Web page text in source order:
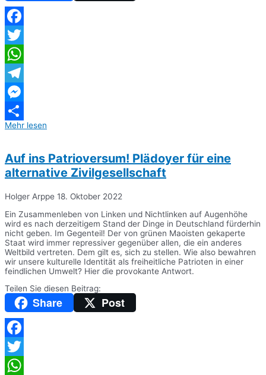
Facebook
Twitter
WhatsApp
Telegram
Messenger
Teilen
Mehr lesen
Auf ins Patrioversum! Plädoyer für eine
alternative Zivilgesellschaft
Holger Arppe 18. Oktober 2022
Ein Zusammenleben von Linken und Nichtlinken auf Augenhöhe
wird es nach derzeitigem Stand der Dinge in Deutschland fürderhin
nicht geben. Im Gegenteil! Der von grünen Maoisten gekaperte
Staat wird immer repressiver gegenüber allen, die ein anderes
Weltbild vertreten. Dem gilt es, sich zu stellen. Wie also bewahren
wir unsere kulturelle Identität als freiheitliche Patrioten in einer
feindlichen Umwelt? Hier die provokante Antwort.
Teilen Sie diesen Beitrag:
Share Post
Facebook
Twitter